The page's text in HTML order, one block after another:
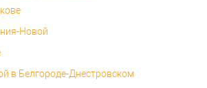
Новой
в Белгороде-Днестровском